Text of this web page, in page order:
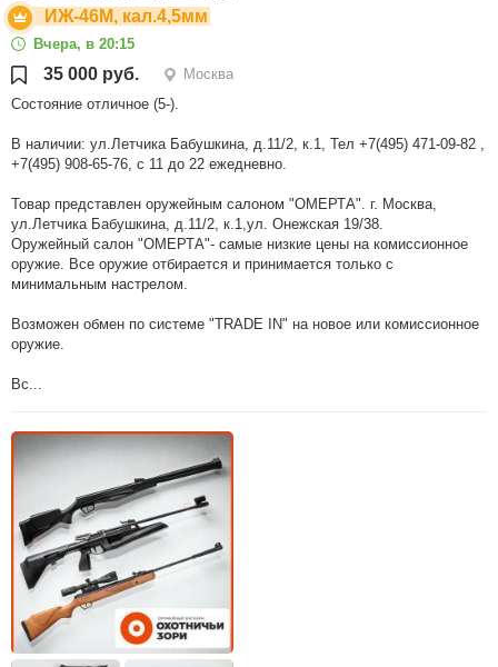
ИЖ-46М, кал.4,5мм
Вчера, в 20:15
35 000 руб.
Москва
Состояние отличное (5-).
В наличии: ул.Летчика Бабушкина, д.11/2, к.1, Тел +7(495) 471-09-82 ,
+7(495) 908-65-76, с 11 до 22 ежедневно.
Товар представлен оружейным салоном "ОМЕРТА". г. Москва,
ул.Летчика Бабушкина, д.11/2, к.1,ул. Онежская 19/38.
Оружейный салон "ОМЕРТА"- самые низкие цены на комиссионное
оружие. Все оружие отбирается и принимается только с
минимальным настрелом.
Возможен обмен по системе "TRADE IN" на новое или комиссионное
оружие.
Вс...